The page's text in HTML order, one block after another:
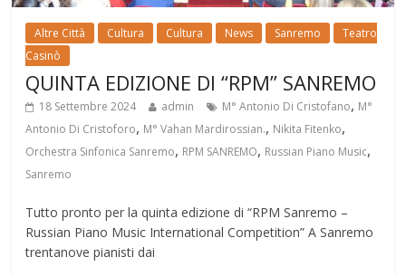
Altre Città Cultura Cultura News Sanremo
Teatro
Casinò
QUINTA EDIZIONE DI “RPM” SANREMO
18 Settembre 2024 admin M° Antonio Di Cristofano, M°
Antonio Di Cristoforo, M° Vahan Mardirossian., Nikita Fitenko,
Orchestra Sinfonica Sanremo, RPM SANREMO, Russian Piano Music,
Sanremo
Tutto pronto per la quinta edizione di “RPM Sanremo –
Russian Piano Music International Competition” A Sanremo
trentanove pianisti dai